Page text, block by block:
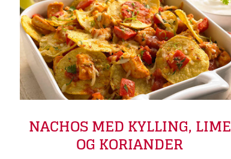
NACHOS MED KYLLING, LIME
OG KORIANDER